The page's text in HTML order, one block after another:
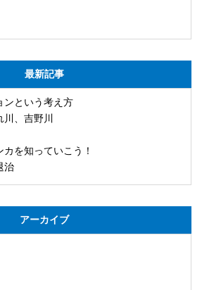
最新記事
ンという考え方
川、吉野川
を知っていこう！
治
アーカイブ